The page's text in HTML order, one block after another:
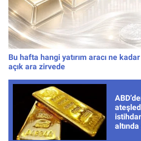
Bu hafta hangi yatırım aracı ne kadar
açık ara zirvede